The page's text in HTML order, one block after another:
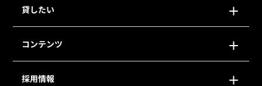
貸したい
コンテンツ
採用情報